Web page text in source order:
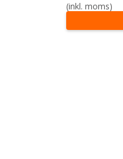
(inkl. moms)